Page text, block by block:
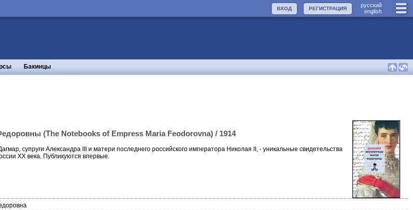
руccкий
english
РЕГИСТРАЦИЯ
ВХОД
Бакинцы
(The Notebooks of Empress Maria Feodorovna) / 1914
супруги Александра III и матери последнего российского императора Николая II, - уникальные свидетельства
ХХ века. Публикуются впервые.